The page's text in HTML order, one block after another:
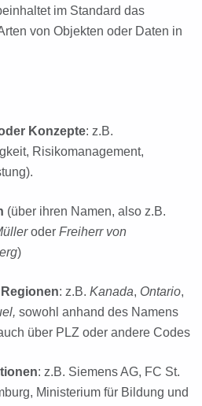
im Standard das
von Objekten oder Daten in
Konzepte: z.B.
Risikomanagement,
(über ihren Namen, also z.B.
oder Freiherr von
)
: z.B. Kanada, Ontario,
sowohl anhand des Namens
über PLZ oder andere Codes
: z.B. Siemens AG, FC St.
Ministerium für Bildung und